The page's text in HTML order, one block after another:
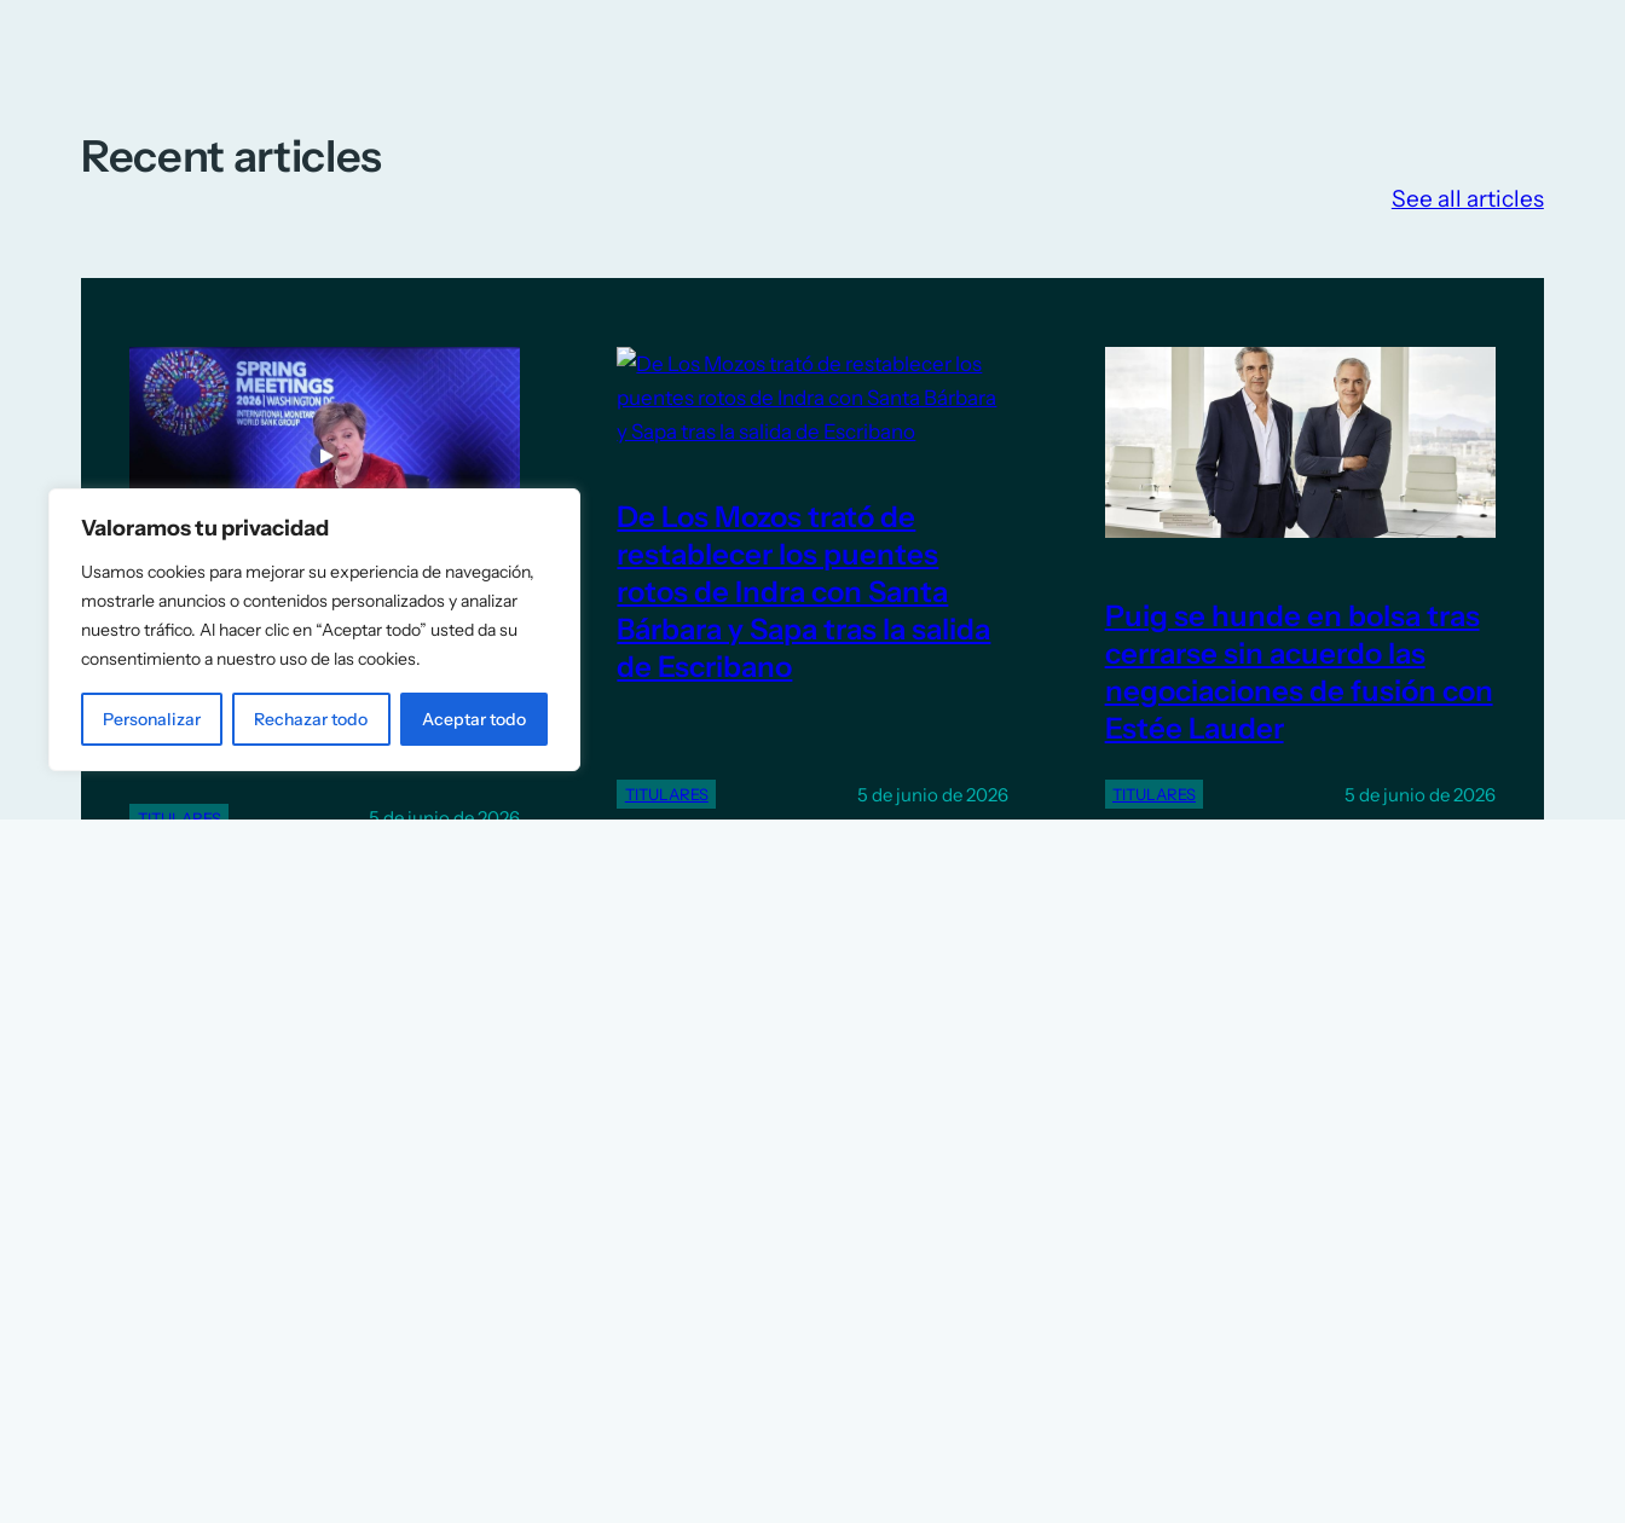
Valoramos tu privacidad
Usamos cookies para mejorar su experiencia de navegación,
mostrarle anuncios o contenidos personalizados y analizar
nuestro tráfico. Al hacer clic en “Aceptar todo” usted da su
consentimiento a nuestro uso de las cookies.
Personalizar Rechazar todo Aceptar todo
Recent articles
See all articles
El FMI recomienda a España
la energía y construir más
vivienda
TITULARES 5 de junio de 2026
De Los Mozos trató de
restablecer los puentes
rotos de Indra con Santa
Bárbara y Sapa tras la salida
de Escribano
TITULARES 5 de junio de 2026
Puig se hunde en bolsa tras
cerrarse sin acuerdo las
negociaciones de fusión con
Estée Lauder
TITULARES 5 de junio de 2026